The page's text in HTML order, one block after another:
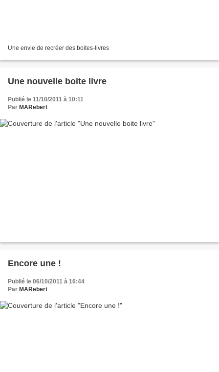
Une envie de recréer des boites-livres
Une nouvelle boite livre
Publié le 11/10/2011 à 10:11
Par MARebert
Encore une !
Publié le 06/10/2011 à 16:44
Par MARebert